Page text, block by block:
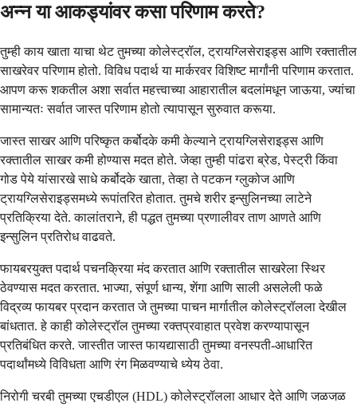
अन्न या आकड्यांवर कसा परिणाम करते?
तुम्ही काय खाता याचा थेट तुमच्या कोलेस्ट्रॉल, ट्रायग्लिसेराइड्स आणि रक्तातील
साखरेवर परिणाम होतो. विविध पदार्थ या मार्करवर विशिष्ट मार्गांनी परिणाम करतात.
आपण करू शकतील अशा सर्वात महत्त्वाच्या आहारातील बदलांमधून जाऊया, ज्यांचा
सामान्यतः सर्वात जास्त परिणाम होतो त्यापासून सुरुवात करूया.
जास्त साखर आणि परिष्कृत कर्बोदके कमी केल्याने ट्रायग्लिसेराइड्स आणि
रक्तातील साखर कमी होण्यास मदत होते. जेव्हा तुम्ही पांढरा ब्रेड, पेस्ट्री किंवा
गोड पेये यांसारखे साधे कर्बोदके खाता, तेव्हा ते पटकन ग्लुकोज आणि
ट्रायग्लिसेराइड्समध्ये रूपांतरित होतात. तुमचे शरीर इन्सुलिनच्या लाटेने
प्रतिक्रिया देते. कालांतराने, ही पद्धत तुमच्या प्रणालीवर ताण आणते आणि
इन्सुलिन प्रतिरोध वाढवते.
फायबरयुक्त पदार्थ पचनक्रिया मंद करतात आणि रक्तातील साखरेला स्थिर
ठेवण्यास मदत करतात. भाज्या, संपूर्ण धान्य, शेंगा आणि साली असलेली फळे
विद्रव्य फायबर प्रदान करतात जे तुमच्या पाचन मार्गातील कोलेस्ट्रॉलला देखील
बांधतात. हे काही कोलेस्ट्रॉल तुमच्या रक्तप्रवाहात प्रवेश करण्यापासून
प्रतिबंधित करते. जास्तीत जास्त फायद्यासाठी तुमच्या वनस्पती-आधारित
पदार्थांमध्ये विविधता आणि रंग मिळवण्याचे ध्येय ठेवा.
निरोगी चरबी तुमच्या एचडीएल (HDL) कोलेस्ट्रॉलला आधार देते आणि जळजळ